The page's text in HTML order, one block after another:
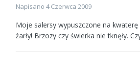
Napisano 4 Czerwca 2009
Moje salersy wypuszczone na kwaterę
żarły! Brzozy czy świerka nie tknęły.